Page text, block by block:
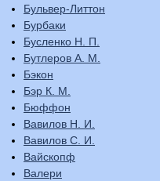
Бульвер-Литтон
Бурбаки
Бусленко Н. П.
Бутлеров А. М.
Бэкон
Бэр К. М.
Бюффон
Вавилов Н. И.
Вавилов С. И.
Вайскопф
Валери